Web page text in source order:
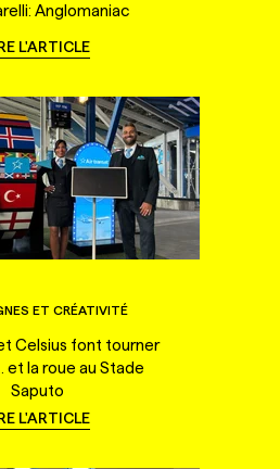
Anglomaniac
L'ARTICLE
ET CRÉATIVITÉ
Celsius font tourner
et la roue au Stade
Saputo
L'ARTICLE